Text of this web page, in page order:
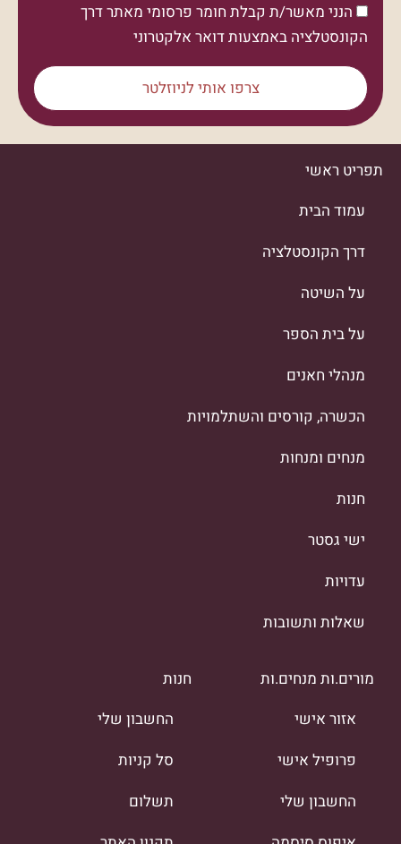
הנני מאשר/ת קבלת חומר פרסומי מאתר דרך
הקונסטלציה באמצעות דואר אלקטרוני
צרפו אותי לניוזלטר
תפריט ראשי
עמוד הבית
דרך הקונסטלציה
על השיטה
על בית הספר
מנהלי חאנים
הכשרה, קורסים והשתלמויות
מנחים ומנחות
חנות
ישי גסטר
עדויות
שאלות ותשובות
מורים.ות מנחים.ות
אזור אישי
פרופיל אישי
החשבון שלי
חנות
החשבון שלי
סל קניות
תשלום